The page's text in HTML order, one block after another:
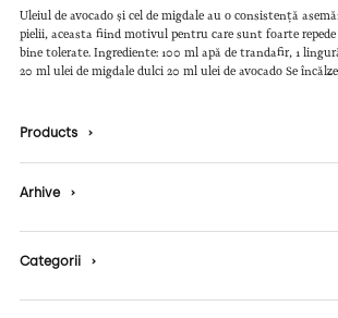
Uleiul de avocado și cel de migdale au o consistență
pielii, aceasta fiind motivul pentru care sunt foarte repede
bine tolerate. Ingrediente: 100 ml apă de trandafir, 1
20 ml ulei de migdale dulci 20 ml ulei de avocado Se
Products ›
Arhive ›
Categorii ›